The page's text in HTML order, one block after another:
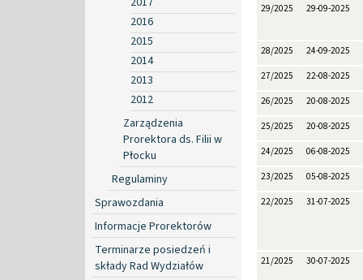
2016
2015
2014
2013
2012
Zarządzenia
Prorektora ds. Filii w
Płocku
Regulaminy
Sprawozdania
Informacje Prorektorów
Terminarze posiedzeń i
składy Rad Wydziałów
29/2025 29-09-2025
28/2025 24-09-2025
27/2025 22-08-2025
26/2025 20-08-2025
25/2025 20-08-2025
24/2025 06-08-2025
23/2025 05-08-2025
22/2025 31-07-2025
21/2025 30-07-2025